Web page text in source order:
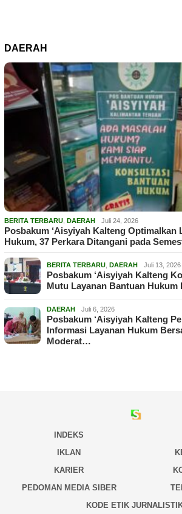
DAERAH
BERITA TERBARU DAERAH Juli 24, 2026
Posbakum ‘Aisyiyah Kalteng Optimalkan
Hukum, 37 Perkara Ditangani pada
BERITA TERBARU DAERAH Juli 13, 2026
Posbakum ‘Aisyiyah Kalteng
Mutu Layanan Bantuan Hukum
DAERAH Juli 6, 2026
Posbakum ‘Aisyiyah Kalteng
Informasi Layanan Hukum
Moderat…
INDEKS
IKLAN
KARIER
PEDOMAN MEDIA SIBER
KODE ETIK